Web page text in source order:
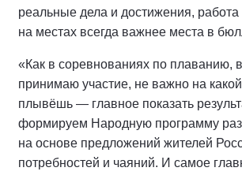
реальные дела и достижения,
на местах всегда важнее места в
«Как в соревнованиях по плаванию,
принимаю участие, не важно на
плывёшь — главное показать
формируем Народную программу
на основе предложений жителей
потребностей и чаяний. И самое